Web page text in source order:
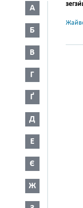
А
Б
В
Г
Ґ
Д
Е
Є
Ж